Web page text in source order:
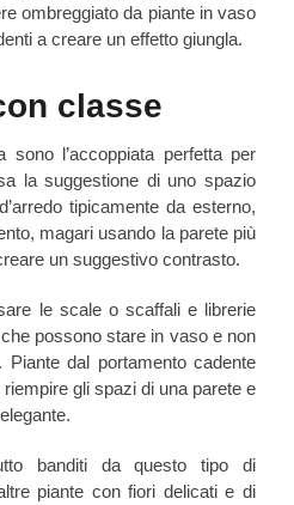
ombreggiato da piante in vaso
a creare un effetto giungla.
classe
l’accoppiata perfetta per
la suggestione di uno spazio
tipicamente da esterno,
magari usando la parete più
un suggestivo contrasto.
le scale o scaffali e librerie
possono stare in vaso e non
Piante dal portamento cadente
gli spazi di una parete e
banditi da questo tipo di
piante con fiori delicati e di